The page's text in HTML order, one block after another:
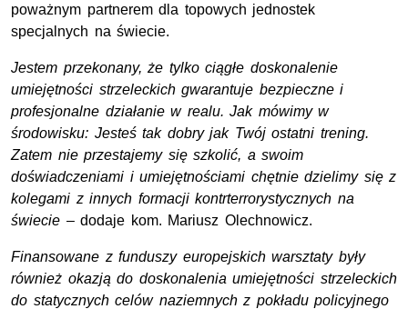
poważnym partnerem dla topowych jednostek
specjalnych na świecie.
Jestem przekonany, że tylko ciągłe doskonalenie
umiejętności strzeleckich gwarantuje bezpieczne i
profesjonalne działanie w realu. Jak mówimy w
środowisku: Jesteś tak dobry jak Twój ostatni trening.
Zatem nie przestajemy się szkolić, a swoim
doświadczeniami i umiejętnościami chętnie dzielimy się z
kolegami z innych formacji kontrterrorystycznych na
świecie – dodaje kom. Mariusz Olechnowicz.
Finansowane z funduszy europejskich warsztaty były
również okazją do doskonalenia umiejętności strzeleckich
do statycznych celów naziemnych z pokładu policyjnego